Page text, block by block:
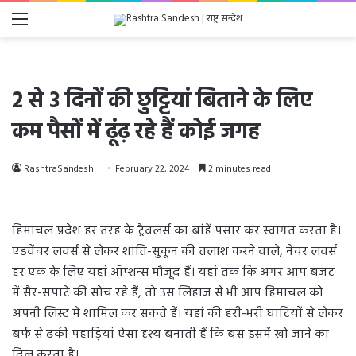
Menu
2 से 3 दिनों की छुट्टियां बिताने के लिए
कम पैसों में ढूंढ़ रहे हैं कोई जगह
RashtraSandesh February 22, 2024 2 minutes read
हिमाचल प्रदेश हर तरह के ट्रैवलर्स का बांहें पसार कर स्वागत करता है।
एडवेंचर लवर्स से लेकर शांति-सुकून की तलाश करने वाले, नेचर लवर्स
हर एक के लिए यहां ऑप्शन्स मौजूद हैं। यहां तक कि अगर आप बजट
में सैर-सपाटे की सोच रहे हैं, तो उस लिहाज से भी आप हिमाचल को
अपनी लिस्ट में शामिल कर सकते हैं। यहां की हरी-भरी घाटियों से लेकर
बर्फ से ढकी पहाड़ियां ऐसा दृश्य बनाती हैं कि बस इसमें खो जाने का